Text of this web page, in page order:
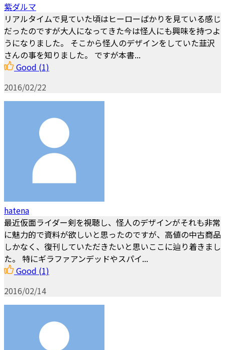
紫ダルマ
リアルタイムで見ていた頃はヒーローばかりを見ている感じ
だったのですが大人になってきた今は怪人にも興味を持つよ
うになりました。 そこから怪人のデザインをしていた韮沢
さんの事を知りました。 ですが本書...
Good (1)
2016/02/22
hatena
最近仮面ライダー剣を視聴し、怪人のデザインがそれも非常
に魅力的で資料が欲しいと思ったのですが、高値の中古商品
しかなく、復刊していただきたいと思いここに辿り着きまし
た。 特にギラファアンデッドやスパイ...
Good (1)
2016/02/14